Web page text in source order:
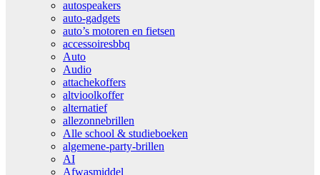
autospeakers
auto-gadgets
auto’s motoren en fietsen
accessoiresbbq
Auto
Audio
attachekoffers
altvioolkoffer
alternatief
allezonnebrillen
Alle school & studieboeken
algemene-party-brillen
AI
Afwasmiddel